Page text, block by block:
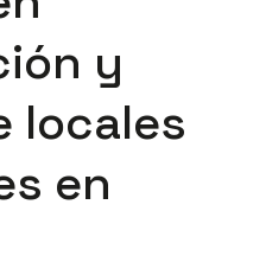
y
locales
en